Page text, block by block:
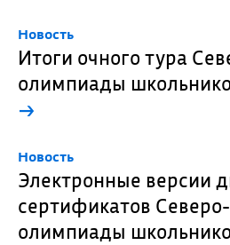
Новость
Итоги очного тура
олимпиады
→
Новость
Электронные версии
сертификатов
олимпиады